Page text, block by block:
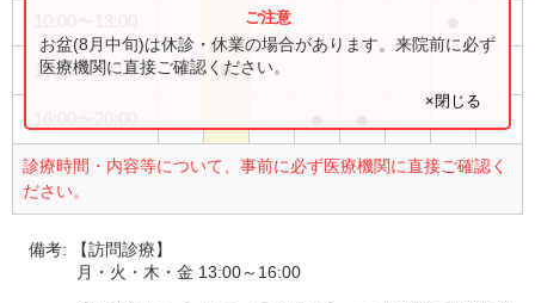
16:00〜19:00 ● ●
診療時間・内容等について、事前に必ず医療機関に直接ご確認く
ださい。
お盆(8月中旬)は休診・休業の場合があります。来院前に必ず
医療機関に直接ご確認ください。
×閉じる
備考:
【訪問診療】
月・火・木・金 13:00～16:00